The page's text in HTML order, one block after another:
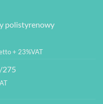
polistyrenowy
zł.
+ 23%VAT
275